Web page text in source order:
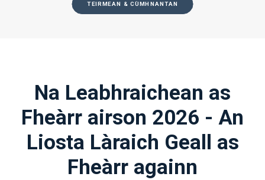
TEIRMEAN & CÙMHNANTAN
Na Leabhraichean as
Fheàrr airson 2026 - An
Liosta Làraich Geall as
Fheàrr againn